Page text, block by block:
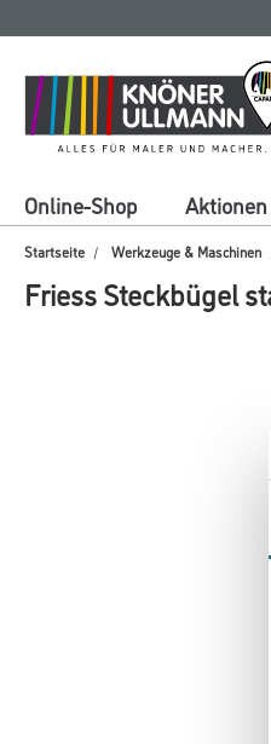
springen
springen
Online-Shop Aktionen
Startseite Werkzeuge & Maschinen
Friess Steckbügel